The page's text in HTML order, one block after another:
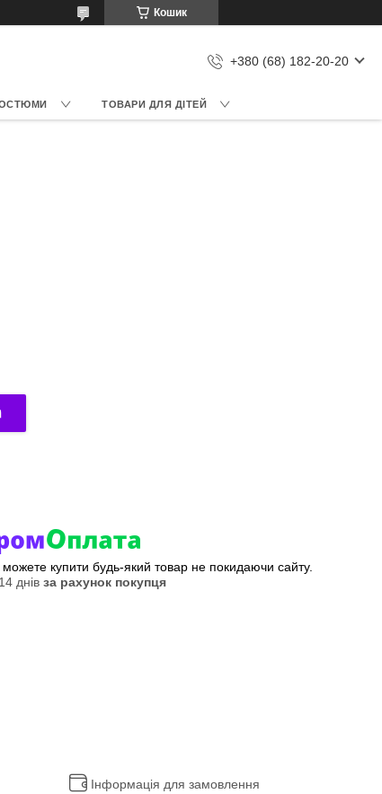
Кошик
+380 (68) 182-20-20
ТОВАРИ ДЛЯ ДІТЕЙ
купити будь-який товар не покидаючи сайту.
днів за рахунок покупця
Інформація для замовлення